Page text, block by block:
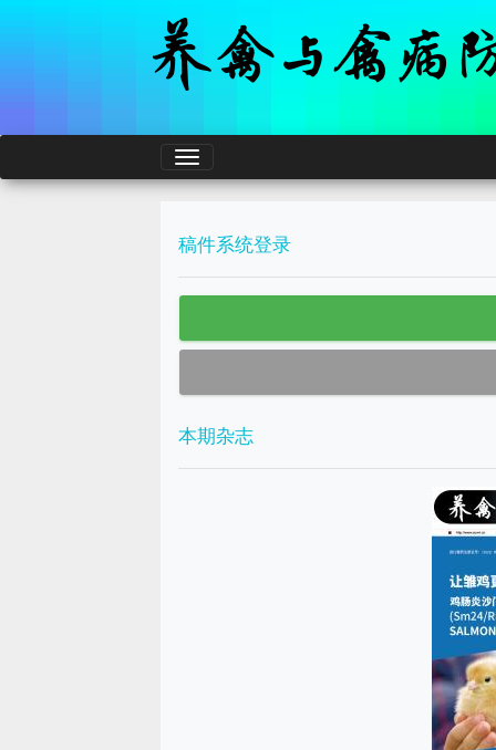
稿件系统登录
本期杂志